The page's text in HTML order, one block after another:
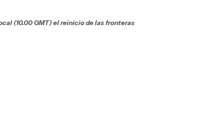
(10.00 GMT) el reinicio de las fronteras